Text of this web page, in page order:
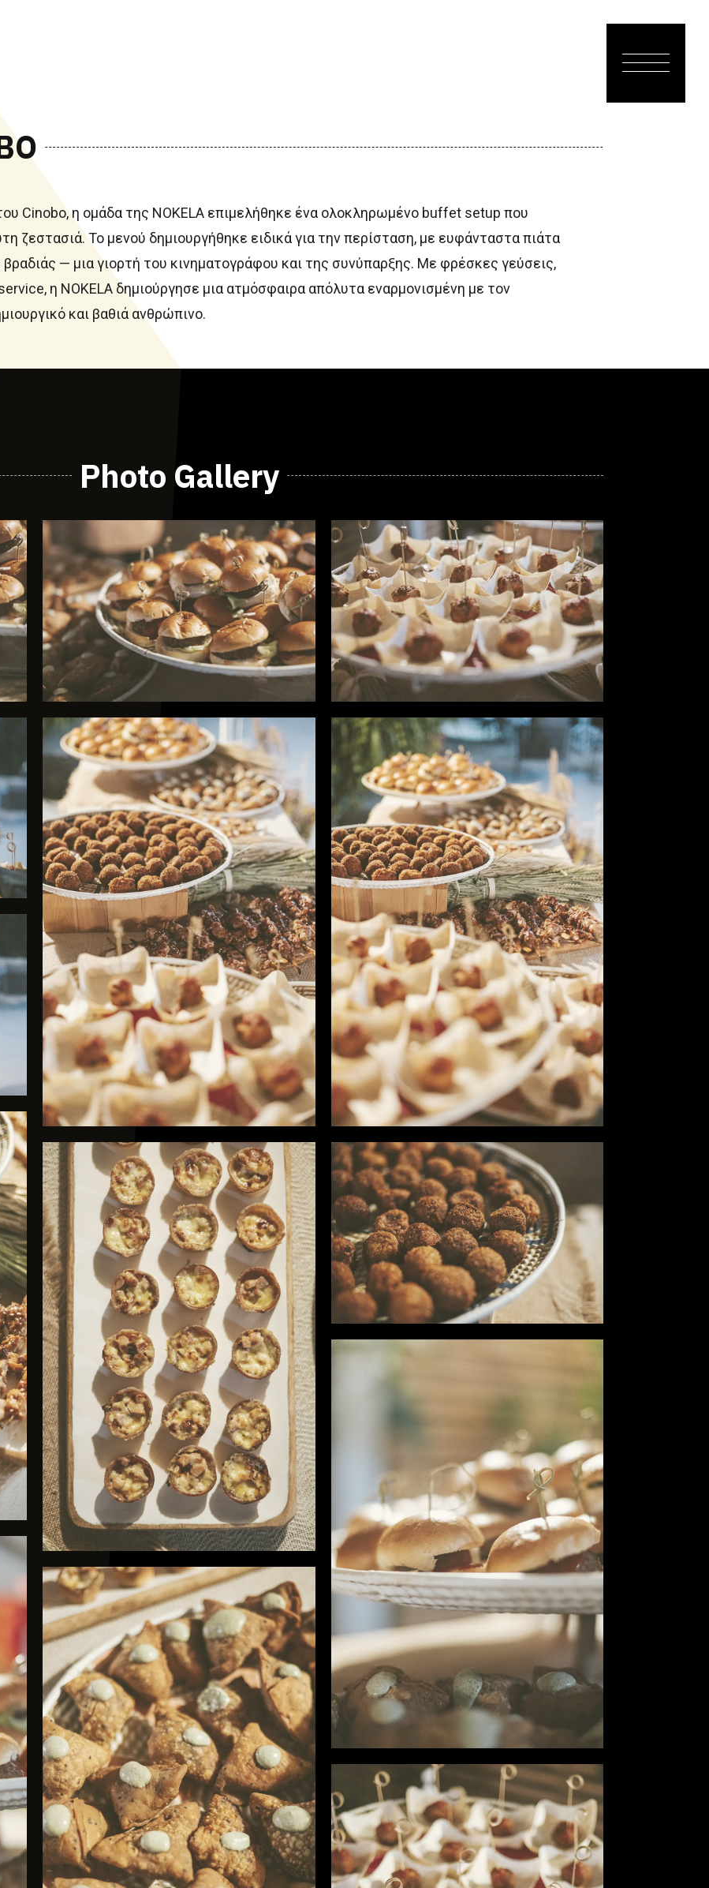
του Cinobo, η ομάδα της NOKELA επιμελήθηκε ένα ολοκληρωμένο buffet setup που
ζεστασιά. Το μενού δημιουργήθηκε ειδικά για την περίσταση, με ευφάνταστα πιάτα
— μια γιορτή του κινηματογράφου και της συνύπαρξης. Με φρέσκες γεύσεις,
η NOKELA δημιούργησε μια ατμόσφαιρα απόλυτα εναρμονισμένη με τον
και βαθιά ανθρώπινο.
Photo Gallery